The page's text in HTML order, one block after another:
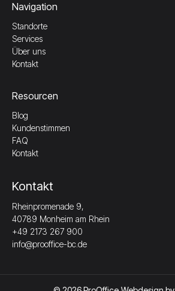
Navigation
Standorte
Services
Über uns
Kontakt
Resourcen
Blog
Kundenstimmen
FAQ
Kontakt
Kontakt
Rheinpromenade 9,
40789 Monheim am Rhein
+49 2173 267 900
info@prooffice-bc.de